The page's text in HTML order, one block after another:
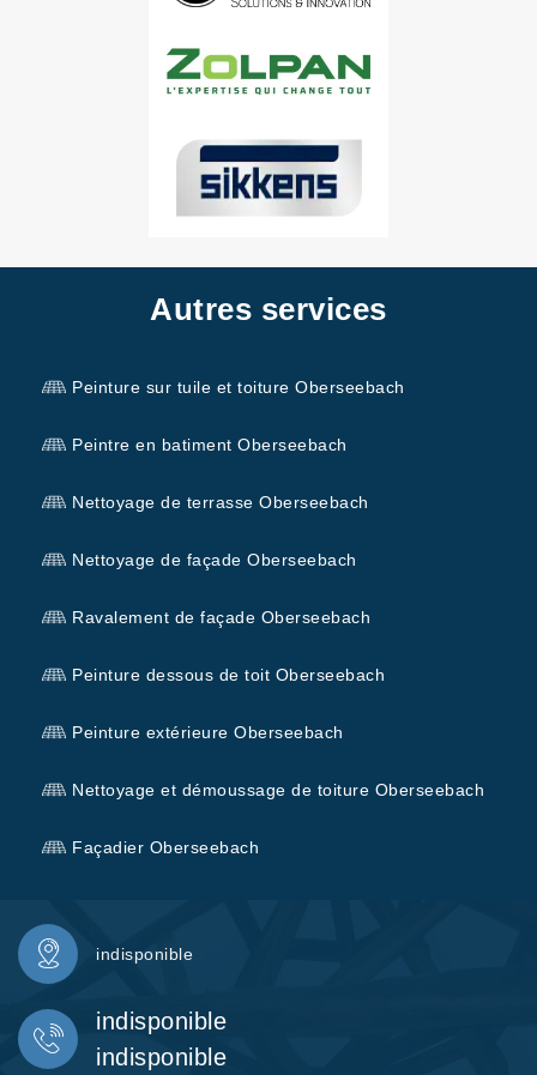
Autres services
Peinture sur tuile et toiture Oberseebach
Peintre en batiment Oberseebach
Nettoyage de terrasse Oberseebach
Nettoyage de façade Oberseebach
Ravalement de façade Oberseebach
Peinture dessous de toit Oberseebach
Peinture extérieure Oberseebach
Nettoyage et démoussage de toiture Oberseebach
Façadier Oberseebach
indisponible
indisponible
indisponible